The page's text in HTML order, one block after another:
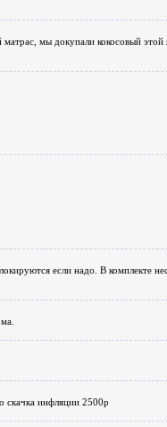
мы докупали кокосовый
если надо. В комплекте
скачка инфляции 2500р